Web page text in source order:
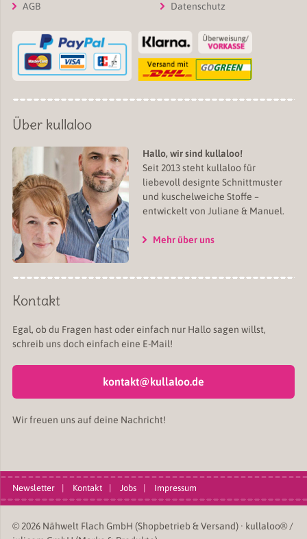
AGB
Datenschutz
Über kullaloo
Hallo, wir sind kullaloo!
Seit 2013 steht kullaloo für
liebevoll designte Schnittmuster
und kuschelweiche Stoffe –
entwickelt von Juliane & Manuel.
Mehr über uns
Kontakt
Egal, ob du Fragen hast oder einfach nur Hallo sagen willst,
schreib uns doch einfach eine E-Mail!
kontakt@kullaloo.de
Wir freuen uns auf deine Nachricht!
Newsletter Kontakt Jobs Impressum
© 2026 Nähwelt Flach GmbH (Shopbetrieb & Versand) · kullaloo® /